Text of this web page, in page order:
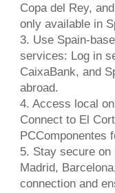
Copa del Rey,
only available in
3. Use Spain-
services: Log in
CaixaBank, and
abroad.
4. Access local
Connect to El
PCComponentes
5. Stay secure
Madrid,
connection and